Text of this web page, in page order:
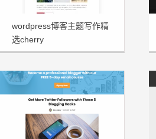
wordpress博客主题写作精
选cherry